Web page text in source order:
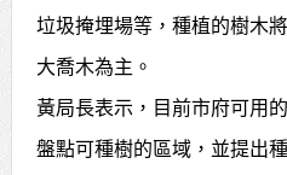
垃圾掩埋場等，種植的樹木
大喬木為主。
黃局長表示，目前市府可用
盤點可種樹的區域，並提出